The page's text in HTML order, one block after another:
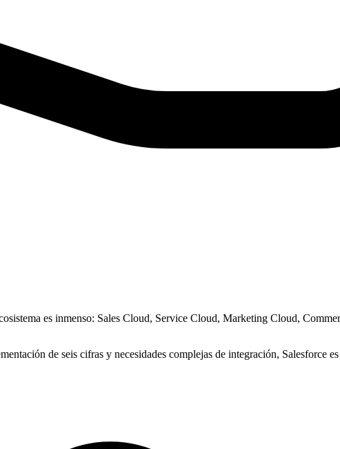
es inmenso: Sales Cloud, Service Cloud, Marketing Cloud,
de seis cifras y necesidades complejas de integración, Salesforce